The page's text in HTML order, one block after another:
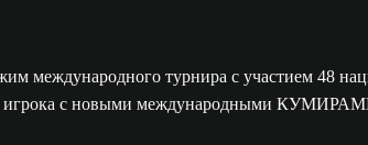
международного турнира с участием 48
игрока с новыми международными